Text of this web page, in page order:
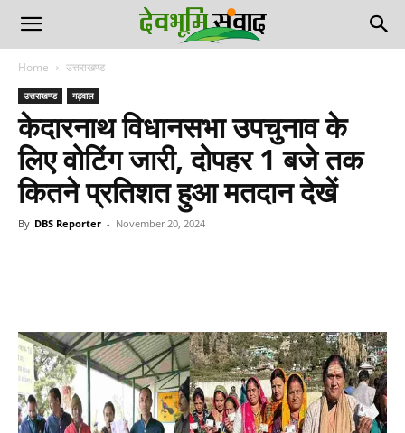
Home उत्तराखण्ड
उत्तराखण्ड गढ़वाल
केदारनाथ विधानसभा उपचुनाव के
लिए वोटिंग जारी, दोपहर 1 बजे तक
कितने प्रतिशत हुआ मतदान देखें
By DBS Reporter - November 20, 2024